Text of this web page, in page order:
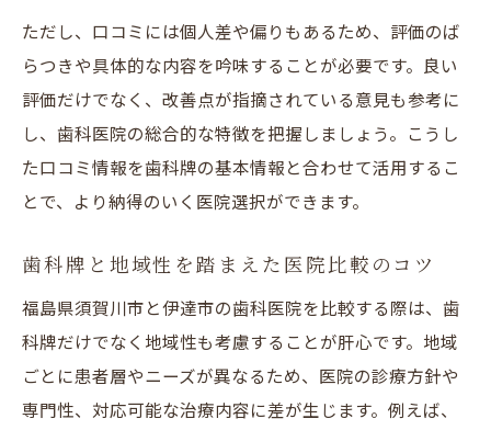
ただし、口コミには個人差や偏りもあるため、評価のば
らつきや具体的な内容を吟味することが必要です。良い
評価だけでなく、改善点が指摘されている意見も参考に
し、歯科医院の総合的な特徴を把握しましょう。こうし
た口コミ情報を歯科牌の基本情報と合わせて活用するこ
とで、より納得のいく医院選択ができます。
歯科牌と地域性を踏まえた医院比較のコツ
福島県須賀川市と伊達市の歯科医院を比較する際は、歯
科牌だけでなく地域性も考慮することが肝心です。地域
ごとに患者層やニーズが異なるため、医院の診療方針や
専門性、対応可能な治療内容に差が生じます。例えば、